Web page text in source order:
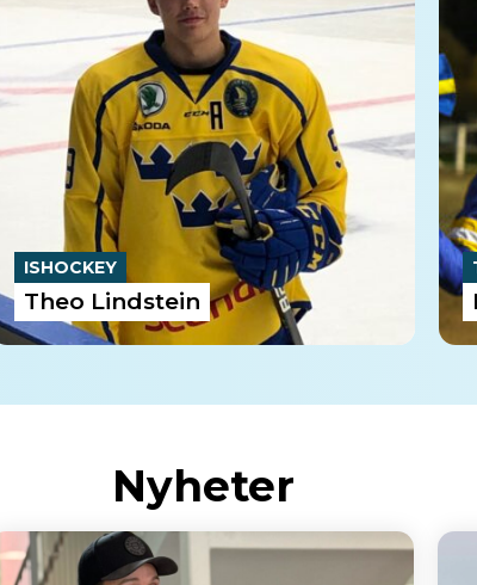
ISHOCKEY
Theo Lindstein
Nyheter